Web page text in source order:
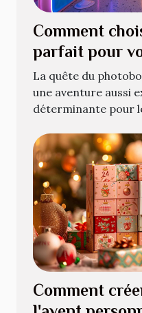
Comment
parfait pour
événement
La quête du
une aventure aussi
déterminante pour
Comment